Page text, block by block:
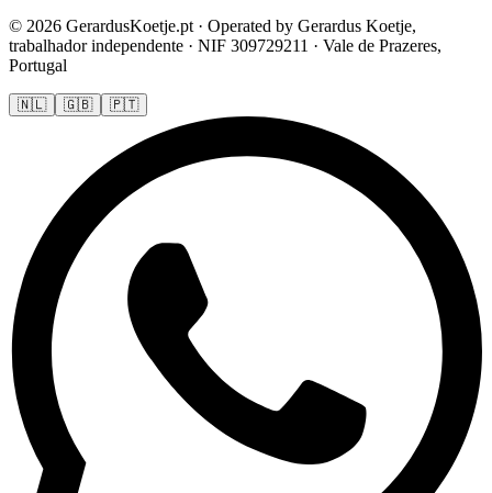
© 2026 GerardusKoetje.pt · Operated by Gerardus Koetje,
trabalhador independente · NIF 309729211 · Vale de Prazeres,
Portugal
🇳🇱 🇬🇧 🇵🇹